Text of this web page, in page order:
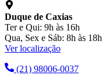
Duque de Caxias
Ter e Qui: 9h às 16h
Qua, Sex e Sáb: 8h às 18h
Ver localização
(21) 98006-0037